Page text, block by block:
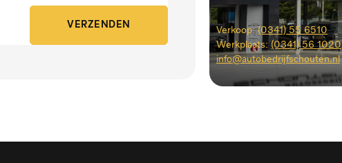
Verkoop:(0341) 55 6510
Werkplaats: (0341) 56 1020
info@autobedrijfschouten.nl
VERZENDEN